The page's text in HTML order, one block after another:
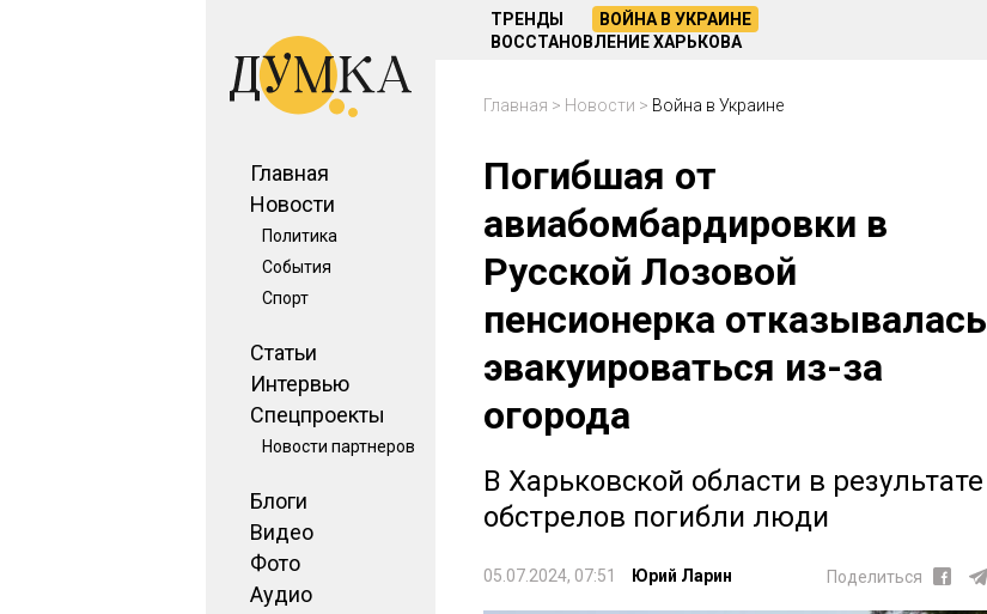
Главная
Новости
Политика
События
Спорт
Статьи
Интервью
Спецпроекты
Новости партнеров
Блоги
Видео
Фото
Аудио
ТРЕНДЫ
ВОЙНА В УКРАИНЕ
ВОССТАНОВЛЕНИЕ ХАРЬКОВА
Главная > Новости > Война в Украине
Погибшая от
авиабомбардировки в
Русской Лозовой
пенсионерка отказывалась
эвакуироваться из-за
огорода
В Харьковской области в результате
обстрелов погибли люди
05.07.2024, 07:51 Юрий Ларин Поделиться